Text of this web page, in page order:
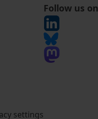
Follow us on
settings